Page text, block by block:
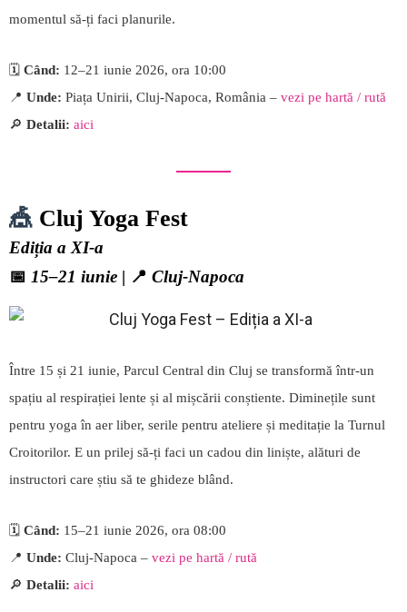
momentul să-ți faci planurile.
🗓️ Când: 12–21 iunie 2026, ora 10:00
📍 Unde: Piața Unirii, Cluj-Napoca, România – vezi pe hartă / rută
🔎 Detalii: aici
🎪 Cluj Yoga Fest
Ediția a XI-a
📅 15–21 iunie | 📍 Cluj-Napoca
Între 15 și 21 iunie, Parcul Central din Cluj se transformă într-un
spațiu al respirației lente și al mișcării conștiente. Diminețile sunt
pentru yoga în aer liber, serile pentru ateliere și meditație la Turnul
Croitorilor. E un prilej să-ți faci un cadou din liniște, alături de
instructori care știu să te ghideze blând.
🗓️ Când: 15–21 iunie 2026, ora 08:00
📍 Unde: Cluj-Napoca – vezi pe hartă / rută
🔎 Detalii: aici